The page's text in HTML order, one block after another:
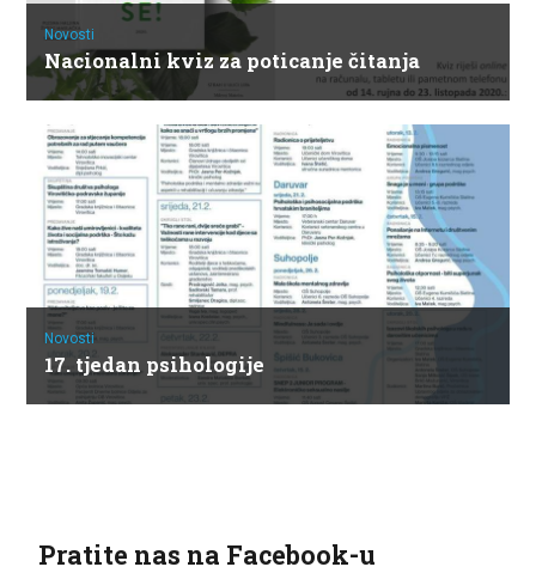
Novosti
Nacionalni kviz za poticanje čitanja
Novosti
17. tjedan psihologije
Pratite nas na Facebook-u